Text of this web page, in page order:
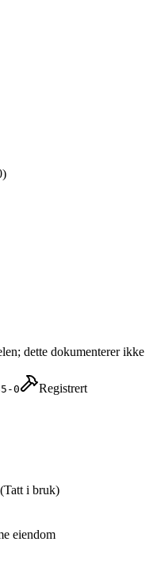
)
dette dokumenterer ikke
0
Registrert
(Tatt i bruk)
eiendom